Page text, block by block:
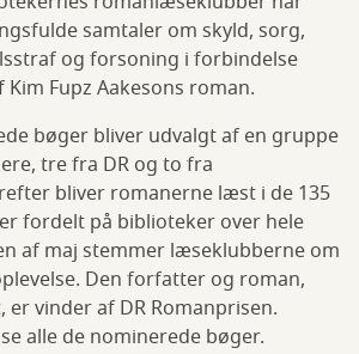
samtaler om skyld, sorg,
og forsoning i forbindelse
Fupz Aakesons roman.
bøger bliver udvalgt af en gruppe
tre fra DR og to fra
bliver romanerne læst i de 135
fordelt på biblioteker over hele
af maj stemmer læseklubberne om
Den forfatter og roman,
vinder af DR Romanprisen.
alle de nominerede bøger.